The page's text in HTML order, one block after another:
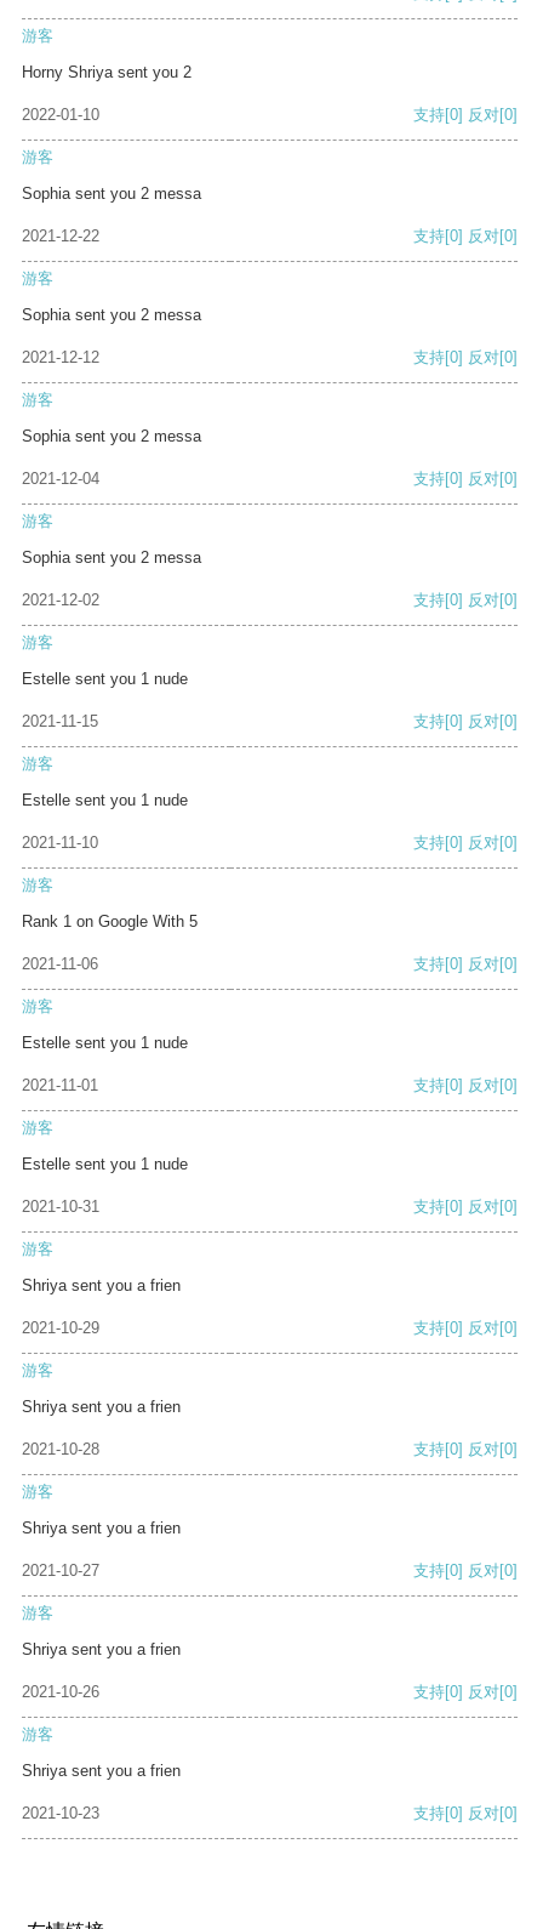
游客
Horny Shriya sent you 2
2022-01-10 支持[0] 反对[0]
游客
Sophia sent you 2 messa
2021-12-22 支持[0] 反对[0]
游客
Sophia sent you 2 messa
2021-12-12 支持[0] 反对[0]
游客
Sophia sent you 2 messa
2021-12-04 支持[0] 反对[0]
游客
Sophia sent you 2 messa
2021-12-02 支持[0] 反对[0]
游客
Estelle sent you 1 nude
2021-11-15 支持[0] 反对[0]
游客
Estelle sent you 1 nude
2021-11-10 支持[0] 反对[0]
游客
Rank 1 on Google With 5
2021-11-06 支持[0] 反对[0]
游客
Estelle sent you 1 nude
2021-11-01 支持[0] 反对[0]
游客
Estelle sent you 1 nude
2021-10-31 支持[0] 反对[0]
游客
Shriya sent you a frien
2021-10-29 支持[0] 反对[0]
游客
Shriya sent you a frien
2021-10-28 支持[0] 反对[0]
游客
Shriya sent you a frien
2021-10-27 支持[0] 反对[0]
游客
Shriya sent you a frien
2021-10-26 支持[0] 反对[0]
游客
Shriya sent you a frien
2021-10-23 支持[0] 反对[0]